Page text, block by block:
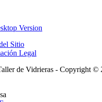
Version
Sitio
Legal
de Vidrieras - Copyright ©